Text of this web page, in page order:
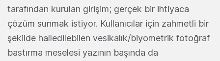
tarafından kurulan girişim; gerçek bir ihtiyaca
çözüm sunmak istiyor. Kullanıcılar için zahmetli bir
şekilde halledilebilen vesikalık/biyometrik fotoğraf
bastırma meselesi yazının başında da